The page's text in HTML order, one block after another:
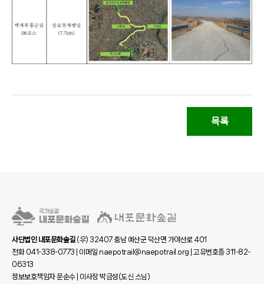
목록
사단법인 내포문화숲길(우) 32407 충남 예산군 덕산면 가야산로 401
전화 041-338-0773 | 이메일 naepotrail@naepotrail.org | 고유번호증 311-82-
06313
정보보호책임자 문순수 | 이사장 박금성(도신 스님)